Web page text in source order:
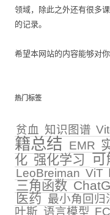
领域，除此之外还有很多
的记录。
希望本网站的内容能够对
热门标签
贫血 知识图谱
籍总结
EMR
化 强化学习 可
LeoBreiman ViT
三角函数
医药 最小角回归
叶斯 语言模型